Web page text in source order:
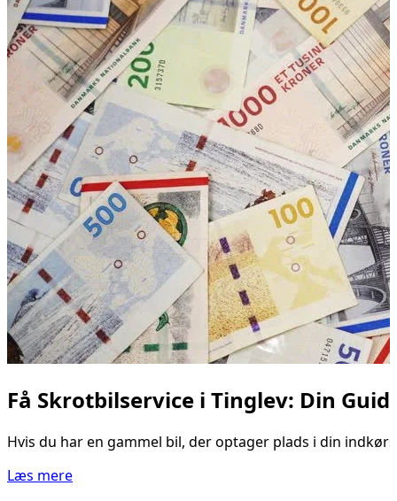
Få Skrotbilservice i Tinglev: Din
Hvis du har en gammel bil, der optager plads i din
Læs mere